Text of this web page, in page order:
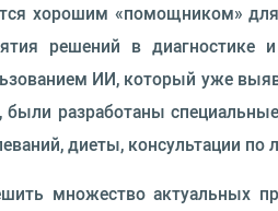
хорошим «помощником»
решений в
ИИ, который уже
были разработаны
диеты, консультации
множество актуальных